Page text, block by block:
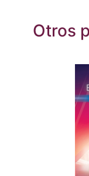
Otros